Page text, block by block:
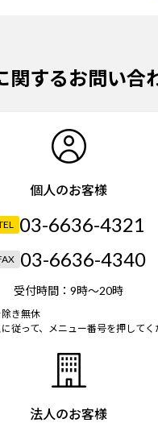
関するお問い合
個人のお客様
03-6636-4321
03-6636-4340
受付時間： 9時～20時
き無休
従って、メニュー番号を押してく
法人のお客様